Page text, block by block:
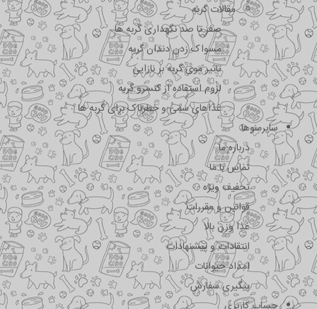
مقالات گربه
صفر تا صد نگهداری گربه ها
مسواک زدن دندان گربه
تاثیر موی گربه بر نازایی
لزوم استفاده از کنسرو گربه
غذاهای سمی و خطرناک برای گربه ها
سایرمنوها
درباره ما
تماس با ما
تخفیف ویژه
قوانین و مقررات
غذا وزن بالا
انتقادات و پیشنهادات
امداد حیوانات
پیگیری سفارش